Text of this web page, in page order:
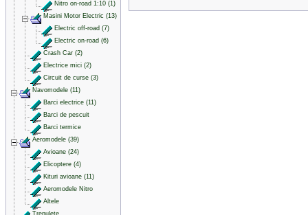
Nitro on-road 1:10 (1)
Masini Motor Electric (13)
Electric off-road (7)
Electric on-road (6)
Crash Car (2)
Electrice mici (2)
Circuit de curse (3)
Navomodele (11)
Barci electrice (11)
Barci de pescuit
Barci termice
Aeromodele (39)
Avioane (24)
Elicoptere (4)
Kituri avioane (11)
Aeromodele Nitro
Altele
Trenulete